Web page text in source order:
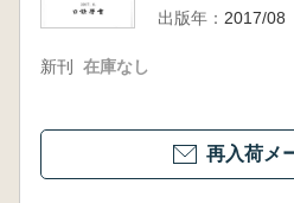
出版年： 2017/08
新刊 在庫なし
再入荷メ